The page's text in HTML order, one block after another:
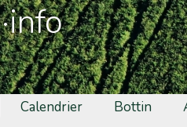
Calendrier Bottin